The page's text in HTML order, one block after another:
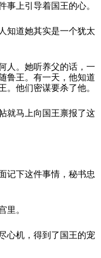
事上引导着国王的心。
知道她其实是一个犹太
人。她听养父的话，一
鲁王。有一天，他知道
。他们密谋要杀了他。
就马上向国王禀报了这
记下这件事情，秘书忠
里。
心机，得到了国王的宠